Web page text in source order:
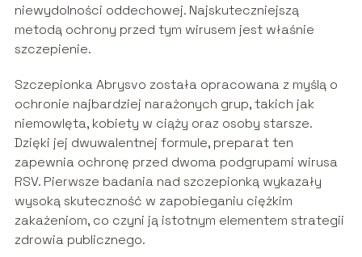
niewydolności oddechowej. Najskuteczniejszą
metodą ochrony przed tym wirusem jest właśnie
szczepienie.
Szczepionka Abrysvo została opracowana z myślą o
ochronie najbardziej narażonych grup, takich jak
niemowlęta, kobiety w ciąży oraz osoby starsze.
Dzięki jej dwuwalentnej formule, preparat ten
zapewnia ochronę przed dwoma podgrupami wirusa
RSV. Pierwsze badania nad szczepionką wykazały
wysoką skuteczność w zapobieganiu ciężkim
zakażeniom, co czyni ją istotnym elementem strategii
zdrowia publicznego.